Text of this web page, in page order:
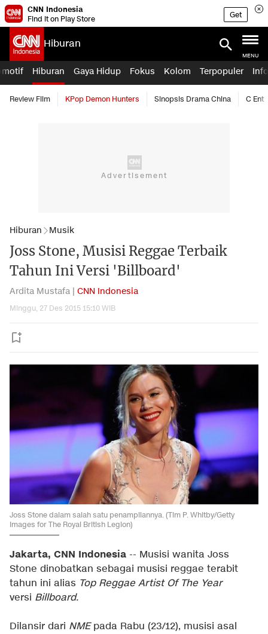
CNN Indonesia
Find it on Play Store
Get
Hiburan
MENU
Hiburan Gaya Hidup Fokus Kolom Terpopuler
Review Film KPop Demon Hunters Sinopsis Drama China C Ent
Hiburan Musik
Joss Stone, Musisi Reggae Terbaik
Tahun Ini Versi 'Billboard'
Ardita Mustafa | CNN Indonesia
Minggu, 27 Des 2015 15:10 WIB
Joss Stone dalam salah satu penampilannya. (Tim P. Whitby/Getty
Images for The Royal British Legion)
Jakarta, CNN Indonesia -- Musisi wanita Joss
Stone dinobatkan sebagai musisi reggae terabit
tahun ini alias Top Reggae Artist Of The Year
versi Billboard.
Dilansir dari NMEpada Rabu (23/12), musisi asal